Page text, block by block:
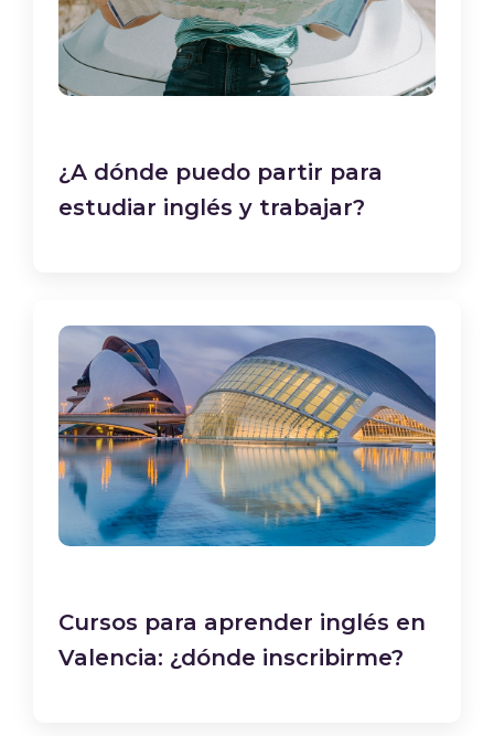
¿A dónde puedo partir para
estudiar inglés y trabajar?
Cursos para aprender inglés en
Valencia: ¿dónde inscribirme?